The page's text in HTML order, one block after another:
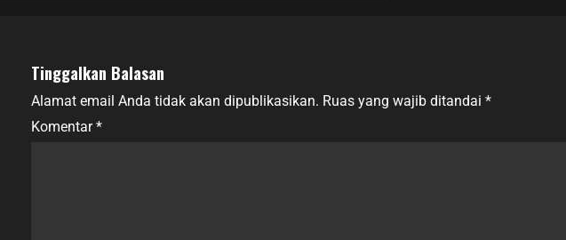
Tinggalkan Balasan
Alamat email Anda tidak akan dipublikasikan. Ruas yang wajib ditandai *
Komentar*